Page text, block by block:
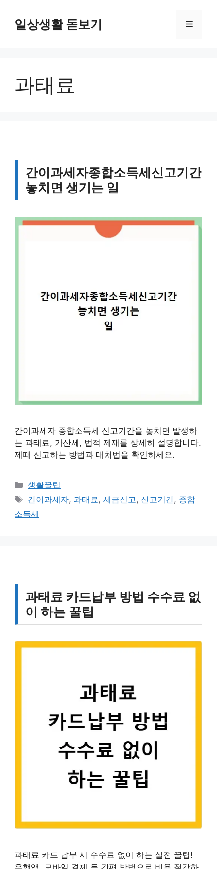
일상생활 돋보기 메
과태료
간이과세자종합소득세신고기간
놓치면 생기는 일
간이과세자 종합소득세 신고기간을 놓치면 발생하
는 과태료, 가산세, 법적 제재를 상세히 설명합니다.
제때 신고하는 방법과 대처법을 확인하세요.
카
테
리
생활꿀팁
태
그
간이과세자, 과태료,세금신고, 신고기간, 종합
소득세
과태료 카드납부 방법 수수료 없
이 하는 꿀팁
과태료 카드 납부 시 수수료 없이 하는 실전 꿀팁!
은행앱, 모바일 결제 등 간편 방법으로 비용 절감하